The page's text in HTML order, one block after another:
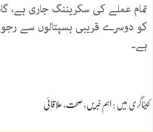
تمام عملے کی سکریننگ جاری ہے،
کو دوسرے قریبی ہسپتالوں سے
ہے۔
کیٹاگری میں : اہم خبریں ، صحت، علاقائی